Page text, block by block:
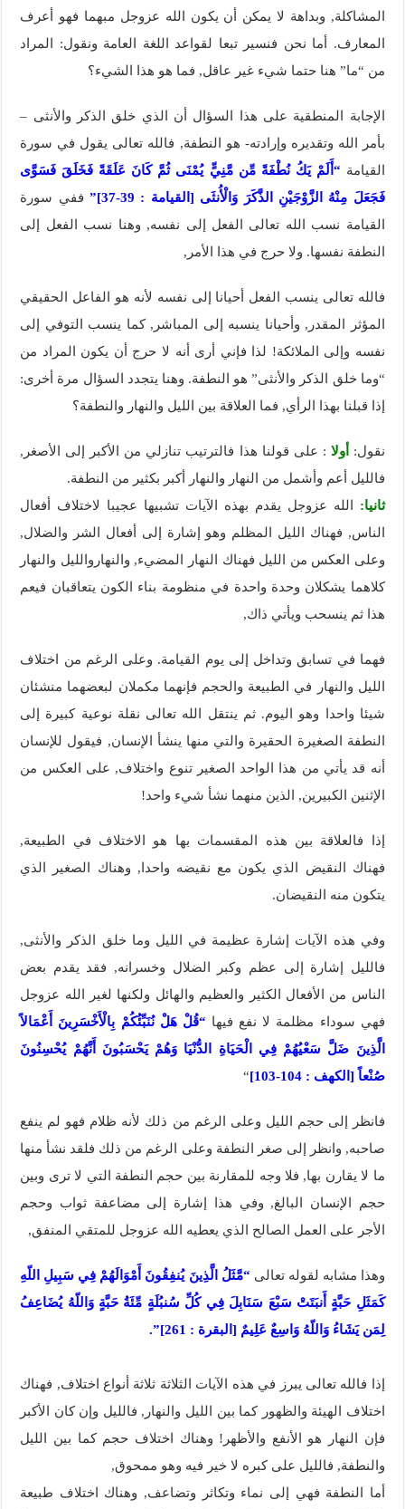
المشاكلة, وبداهة لا يمكن أن يكون الله عزوجل مبهما فهو أعرف
المعارف. أما نحن فنسير تبعا لقواعد اللغة العامة ونقول: المراد
من “ما” هنا حتما شيء غير عاقل, فما هو هذا الشيء؟
الإجابة المنطقية على هذا السؤال أن الذي خلق الذكر والأنثى –
بأمر الله وتقديره وإرادته- هو النطفة, فالله تعالى يقول في سورة
القيامة “أَلَمْ يَكُ نُطْفَةً مِّن مَّنِيٍّ يُمْنَى ثُمَّ كَانَ عَلَقَةً فَخَلَقَ فَسَوَّى
فَجَعَلَ مِنْهُ الزَّوْجَيْنِ الذَّكَرَ وَالْأُنثَى [القيامة : 39-37]”
ففي سورة
القيامة نسب الله تعالى الفعل إلى نفسه, وهنا نسب الفعل إلى
النطفة نفسها. ولا حرج في هذا الأمر,
فالله تعالى ينسب الفعل أحيانا إلى نفسه لأنه هو الفاعل الحقيقي
المؤثر المقدر, وأحيانا ينسبه إلى المباشر, كما ينسب التوفي إلى
نفسه وإلى الملائكة! لذا فإني أرى أنه لا حرج أن يكون المراد من
“وما خلق الذكر والأنثى” هو النطفة. وهنا يتجدد السؤال مرة أخرى:
إذا قبلنا بهذا الرأي, فما العلاقة بين الليل والنهار والنطفة؟
نقول: أولا : على قولنا هذا فالترتيب تنازلي من الأكبر إلى الأصغر,
فالليل أعم وأشمل من النهار والنهار أكبر بكثير من النطفة.
ثانيا:
الله عزوجل يقدم بهذه الآيات تشبيها عجيبا لاختلاف أفعال
الناس, فهناك الليل المظلم وهو إشارة إلى أفعال الشر والضلال,
وعلى العكس من الليل فهناك النهار المضيء, والنهاروالليل والنهار
كلاهما يشكلان وحدة واحدة في منظومة بناء الكون يتعاقبان فيعم
هذا ثم ينسحب ويأتي ذاك,
فهما في تسابق وتداخل إلى يوم القيامة. وعلى الرغم من اختلاف
الليل والنهار في الطبيعة والحجم فإنهما مكملان لبعضهما منشئان
شيئا واحدا وهو اليوم. ثم ينتقل الله تعالى نقلة نوعية كبيرة إلى
النطفة الصغيرة الحقيرة والتي منها ينشأ الإنسان, فيقول للإنسان
أنه قد يأتي من هذا الواحد الصغير تنوع واختلاف, على العكس من
الإثنين الكبيرين, الذين منهما نشأ شيء واحد!
إذا فالعلاقة بين هذه المقسمات بها هو الاختلاف في الطبيعة,
فهناك النقيض الذي يكون مع نقيضه واحدا, وهناك الصغير الذي
يتكون منه النقيضان.
وفي هذه الآيات إشارة عظيمة في الليل وما خلق الذكر والأنثى,
فالليل إشارة إلى عظم وكبر الضلال وخسرانه, فقد يقدم بعض
الناس من الأفعال الكثير والعظيم والهائل ولكنها لغير الله عزوجل
فهي سوداء مظلمة لا نفع فيها “قُلْ هَلْ نُنَبِّئُكُمْ بِالْأَخْسَرِينَ أَعْمَالاً
الَّذِينَ ضَلَّ سَعْيُهُمْ فِي الْحَيَاةِ الدُّنْيَا وَهُمْ يَحْسَبُونَ أَنَّهُمْ يُحْسِنُونَ
صُنْعاً [الكهف : 104-103]
“
فانظر إلى حجم الليل وعلى الرغم من ذلك لأنه ظلام فهو لم ينفع
صاحبه, وانظر إلى صغر النطفة وعلى الرغم من ذلك فلقد نشأ منها
ما لا يقارن بها, فلا وجه للمقارنة بين حجم النطفة التي لا ترى وبين
حجم الإنسان البالغ, وفي هذا إشارة إلى مضاعفة ثواب وحجم
الأجر على العمل الصالح الذي يعطيه الله عزوجل للمتقي المنفق,
وهذا مشابه لقوله تعالى “مَّثَلُ الَّذِينَ يُنفِقُونَ أَمْوَالَهُمْ فِي سَبِيلِ اللّهِ
كَمَثَلِ حَبَّةٍ أَنبَتَتْ سَبْعَ سَنَابِلَ فِي كُلِّ سُنبُلَةٍ مِّئَةُ حَبَّةٍ وَاللّهُ يُضَاعِفُ
لِمَن يَشَاءُ وَاللّهُ وَاسِعٌ عَلِيمٌ [البقرة : 261]”.
إذا فالله تعالى يبرز في هذه الآيات الثلاثة ثلاثة أنواع اختلاف, فهناك
اختلاف الهيئة والظهور كما بين الليل والنهار, فالليل وإن كان الأكبر
فإن النهار هو الأنفع والأظهر! وهناك اختلاف حجم كما بين الليل
والنطفة, فالليل على كبره لا خير فيه وهو ممحوق,
أما النطفة فهي إلى نماء وتكاثر وتضاعف, وهناك اختلاف طبيعة